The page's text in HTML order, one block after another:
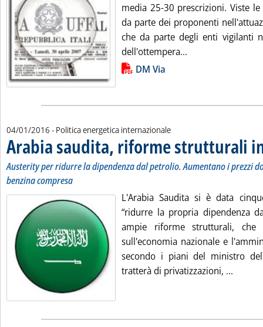
media 25-30 prescrizioni. Viste
da parte dei proponenti
che da parte degli enti vigilanti
dell'ottempera...
Lista allegati PDF alla notizia
DM Via
04/01/2016 - Politica energetica internazionale
Arabia saudita, riforme strutturali
. Sottotitolo: Austerity per ridurre la dipendenza dal petrolio. Aumentano i prezzi domestici
. Pubblicata lunedì 04 gennaio 2016 alle 12.27.
Austerity per ridurre la dipendenza dal petrolio. Aumentano i prezzi
benzina compresa
L'Arabia Saudita si è data
“ridurre la propria dipendenza
ampie riforme strutturali, che
sull'economia nazionale e
secondo i piani del ministro
tratterà di privatizzazioni, ...